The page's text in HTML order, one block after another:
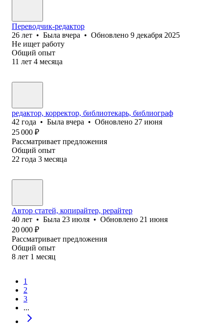
Переводчик-редактор
26 лет • Была вчера • Обновлено 9 декабря 2025
Не ищет работу
Общий опыт
11 лет 4 месяца
редактор, корректор, библиотекарь, библиограф
42 года • Была вчера • Обновлено 27 июня
25 000 ₽
Рассматривает предложения
Общий опыт
22 года 3 месяца
Автор статей, копирайтер, рерайтер
40 лет • Была 23 июля • Обновлено 21 июня
20 000 ₽
Рассматривает предложения
Общий опыт
8 лет 1 месяц
1
2
3
...